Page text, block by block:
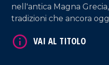
nell'antica Magna
tradizioni che ancora
profondo, coinvolgendo
VAI AL TITOLO